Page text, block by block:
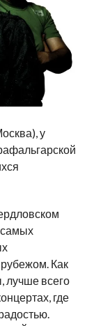
у
Как
лучше всего
где